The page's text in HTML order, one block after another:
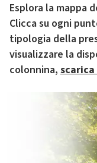
Esplora la mappa
Clicca su ogni
tipologia della
visualizzare la
colonnina, scarica